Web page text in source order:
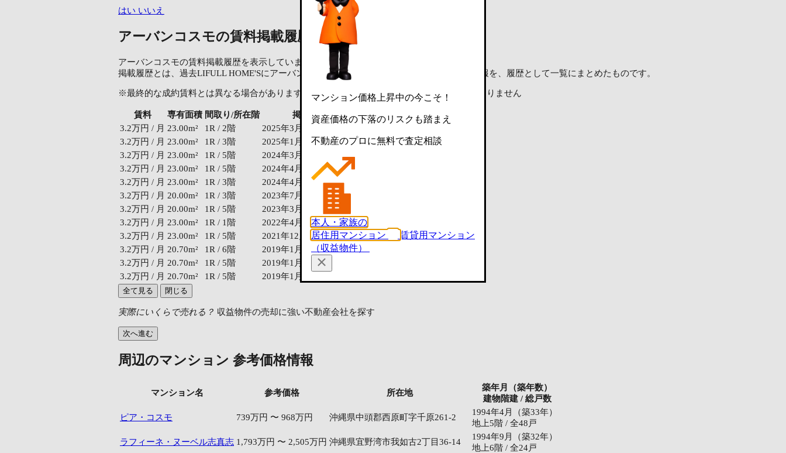
はい いいえ
アーバンコスモの賃料掲載履歴（12件）
アーバンコスモの賃料掲載履歴を表示しています。
掲載履歴とは、過去LIFULL HOME'Sにアーバンコスモが賃貸物件として掲載された時点の情報を、履歴として一覧にまとめたものです。
※最終的な成約賃料とは異なる場合があります。また、将来の募集賃料を保証するものではありません
賃料 専有面積 間取り/所在階
掲載時期
3.2万円 / 月 23.00m² 1R / 2階
2025年3月〜2025年4月
3.2万円 / 月 23.00m² 1R / 3階
2025年1月〜2025年2月
3.2万円 / 月 23.00m² 1R / 5階
2024年3月〜2024年4月
3.2万円 / 月 23.00m² 1R / 5階
2024年4月
3.2万円 / 月 23.00m² 1R / 3階
2024年4月
3.2万円 / 月 20.00m² 1R / 3階
2023年7月〜2023年10月
3.2万円 / 月 20.00m² 1R / 5階
2023年3月
3.2万円 / 月 23.00m² 1R / 1階
2022年4月〜2022年6月
3.2万円 / 月 23.00m² 1R / 5階
2021年12月
3.2万円 / 月 20.70m² 1R / 6階
2019年1月〜2019年5月
3.2万円 / 月 20.70m² 1R / 5階
2019年1月〜2019年5月
3.2万円 / 月 20.70m² 1R / 5階 2019年1月
全て見る 閉じる
実際にいくらで売れる？ 収益物件の売却に強い不動産会社を探す
次へ進む
周辺のマンション 参考価格情報
マンション名 参考価格 所在地
築年月（築年数）
建物階建 / 総戸数
ピア・コスモ
739万円 〜 968万円 沖縄県中頭郡西原町字千原261-2
1994年4月（築33年）
地上5階 / 全48戸
ラフィーネ・ヌーベル志真志 1,793万円 〜 2,505万円 沖縄県宜野湾市我如古2丁目36-14
1994年9月（築32年）
地上6階 / 全24戸
マンション価格上昇中の今こそ！
資産価格の下落のリスクも踏まえ
不動産のプロに無料で査定相談
本人・家族の
居住用マンション
賃貸用マンション
（収益物件）